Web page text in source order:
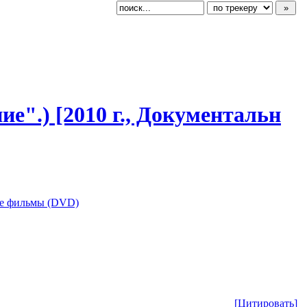
[2010 г., Документальн
фильмы (DVD)
[Цитировать]